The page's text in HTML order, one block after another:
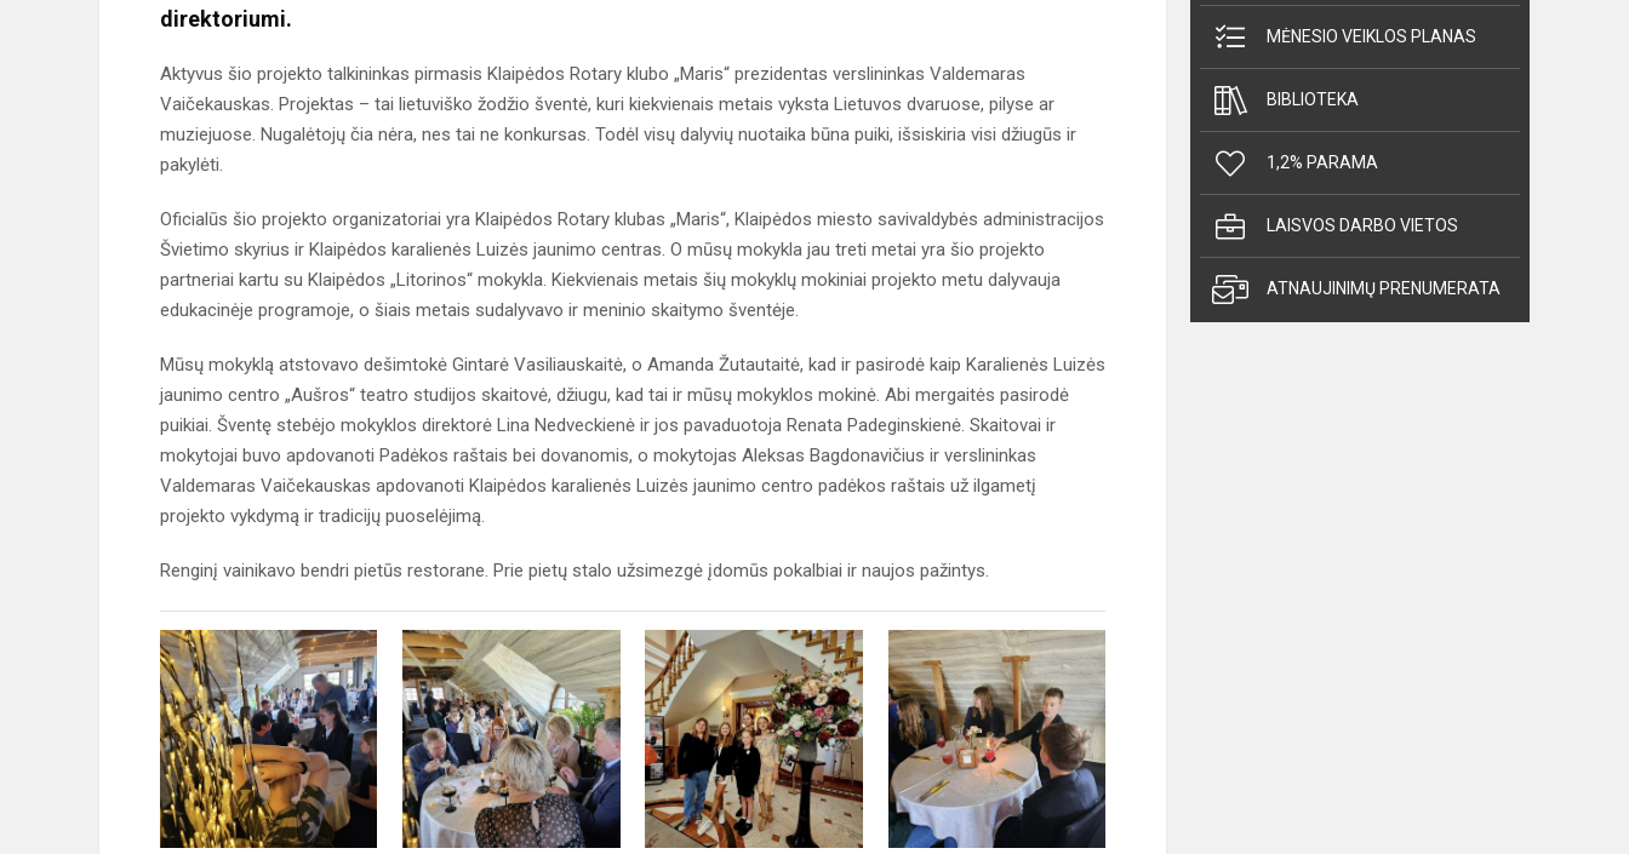
direktoriumi.
Aktyvus šio projekto talkininkas pirmasis Klaipėdos Rotary klubo „Maris“ prezidentas verslininkas Valdemaras
Vaičekauskas. Projektas – tai lietuviško žodžio šventė, kuri kiekvienais metais vyksta Lietuvos dvaruose, pilyse ar
muziejuose. Nugalėtojų čia nėra, nes tai ne konkursas. Todėl visų dalyvių nuotaika būna puiki, išsiskiria visi džiugūs ir
pakylėti.
Oficialūs šio projekto organizatoriai yra Klaipėdos Rotary klubas „Maris“, Klaipėdos miesto savivaldybės administracijos
Švietimo skyrius ir Klaipėdos karalienės Luizės jaunimo centras. O mūsų mokykla jau treti metai yra šio projekto
partneriai kartu su Klaipėdos „Litorinos“ mokykla. Kiekvienais metais šių mokyklų mokiniai projekto metu dalyvauja
edukacinėje programoje, o šiais metais sudalyvavo ir meninio skaitymo šventėje.
Mūsų mokyklą atstovavo dešimtokė Gintarė Vasiliauskaitė, o Amanda Žutautaitė, kad ir pasirodė kaip Karalienės Luizės
jaunimo centro „Aušros“ teatro studijos skaitovė, džiugu, kad tai ir mūsų mokyklos mokinė. Abi mergaitės pasirodė
puikiai. Šventę stebėjo mokyklos direktorė Lina Nedveckienė ir jos pavaduotoja Renata Padeginskienė. Skaitovai ir
mokytojai buvo apdovanoti Padėkos raštais bei dovanomis, o mokytojas Aleksas Bagdonavičius ir verslininkas
Valdemaras Vaičekauskas apdovanoti Klaipėdos karalienės Luizės jaunimo centro padėkos raštais už ilgametį
projekto vykdymą ir tradicijų puoselėjimą.
Renginį vainikavo bendri pietūs restorane. Prie pietų stalo užsimezgė įdomūs pokalbiai ir naujos pažintys.
MĖNESIO VEIKLOS PLANAS
BIBLIOTEKA
1,2% PARAMA
LAISVOS DARBO VIETOS
ATNAUJINIMŲ PRENUMERATA